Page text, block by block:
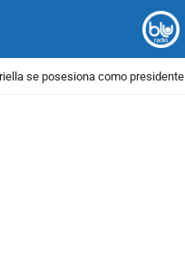
se posesiona como presidente